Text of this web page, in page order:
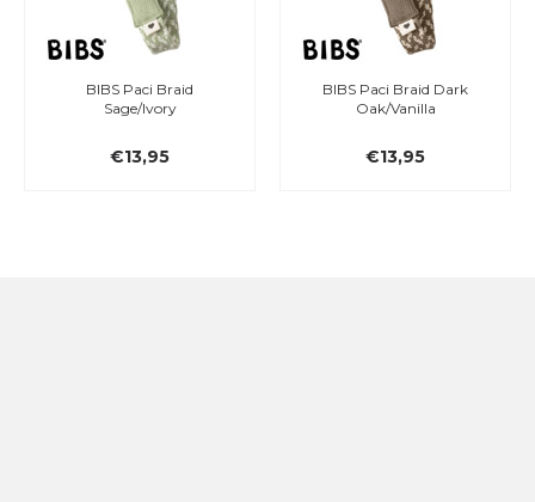
BIBS Paci Braid
Sage/Ivory
€13,95
BIBS Paci Braid Dark
Oak/Vanilla
€13,95